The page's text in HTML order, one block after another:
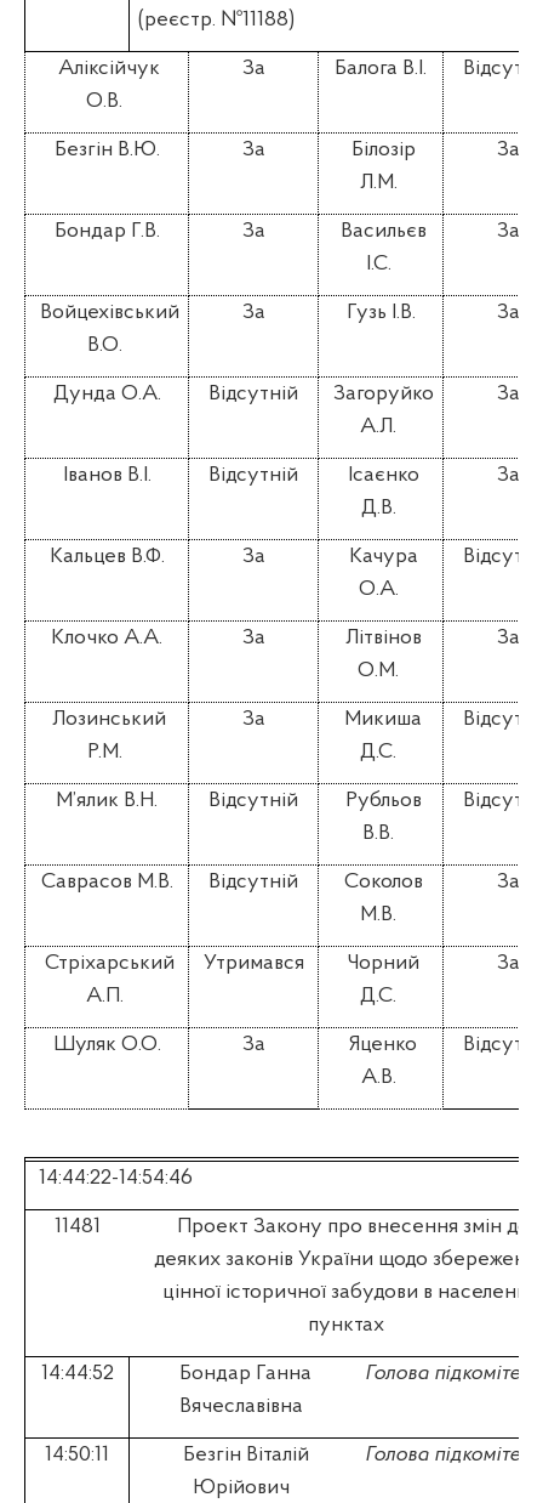
(реєстр. №11188)
Аліксійчук
О.В.
За Балога В.І.
Безгін В.Ю. За
Білозір
Л.М.
За
Бондар Г.В. За
Васильєв
І.С.
За
Войцехівський
В.О.
За Гузь І.В. За
Дунда О.А. Відсутній
Загоруйко
А.Л.
За
Іванов В.І. Відсутній
Ісаєнко
Д.В.
За
Кальцев В.Ф. За
Качура
О.А.
Клочко А.А. За
Літвінов
О.М.
За
Лозинський
Р.М.
За
Микиша
Д.С.
М’ялик В.Н. Відсутній
Рубльов
В.В.
Саврасов М.В. Відсутній
Соколов
М.В.
За
Стріхарський
А.П.
Утримався
Чорний
Д.С.
За
Шуляк О.О. За
Яценко
А.В.
14:44:22-14:54:46
11481
Проект Закону про внесення змін до
деяких законів України щодо
цінної історичної забудови в населених
пунктах
14:44:52
Бондар Ганна
Вячеславівна
Голова підкомітету
14:50:11
Безгін Віталій
Юрійович
Голова підкомітету